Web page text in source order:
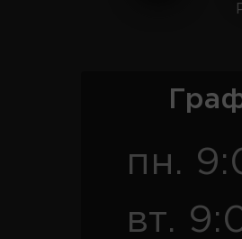
пн.
вт.